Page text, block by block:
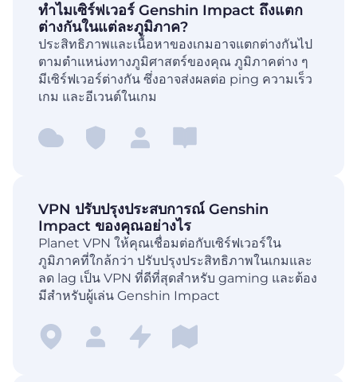
ทำไมเซิร์ฟเวอร์ Genshin Impact ถึงแตก
ต่างกันในแต่ละภูมิภาค?
ประสิทธิภาพและเนื้อหาของเกมอาจแตกต่างกันไป
ตามตำแหน่งทางภูมิศาสตร์ของคุณ ภูมิภาคต่าง ๆ
มีเซิร์ฟเวอร์ต่างกัน ซึ่งอาจส่งผลต่อ ping ความเร็ว
เกม และอีเวนต์ในเกม
VPN ปรับปรุงประสบการณ์ Genshin
Impact ของคุณอย่างไร
Planet VPN ให้คุณเชื่อมต่อกับเซิร์ฟเวอร์ใน
ภูมิภาคที่ใกล้กว่า ปรับปรุงประสิทธิภาพในเกมและ
ลด lag เป็น VPN ที่ดีที่สุดสำหรับ gaming และต้อง
มีสำหรับผู้เล่น Genshin Impact